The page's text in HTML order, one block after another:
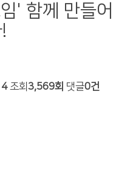
' 함께 만들어
조회 3,569회 댓글0건